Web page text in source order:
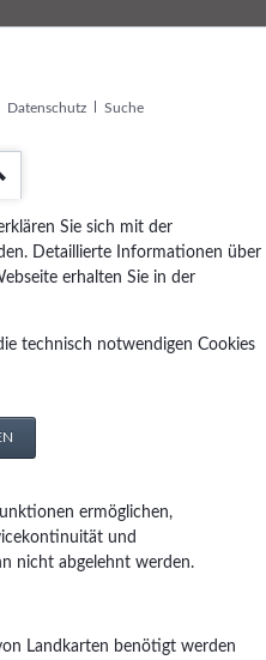
Datenschutz Suche
Sie sich mit der
Detaillierte Informationen über
erhalten Sie in der
technisch notwendigen Cookies
ermöglichen,
und
nicht abgelehnt werden.
Landkarten benötigt werden